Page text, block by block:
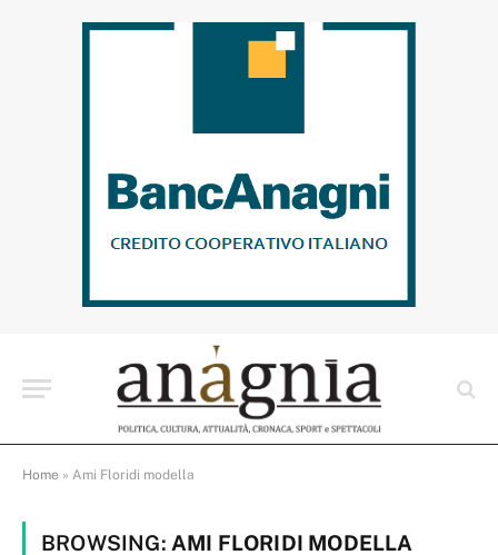
Home » Ami Floridi modella
BROWSING: AMI FLORIDI MODELLA